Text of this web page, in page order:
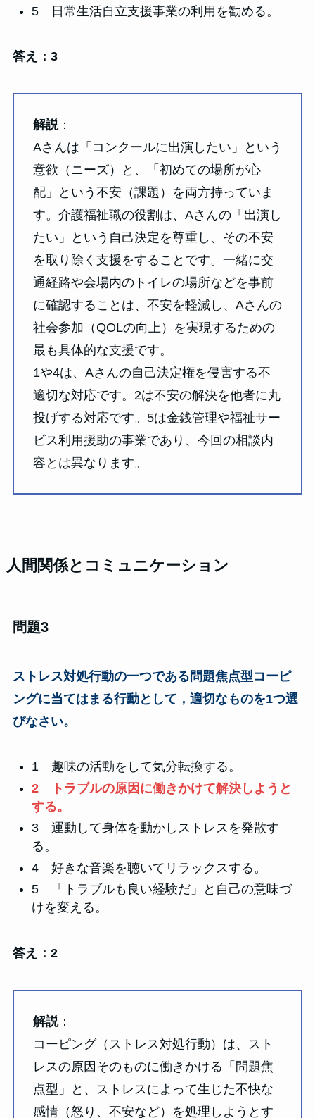
5 日常生活自立支援事業の利用を勧める。
答え：3
解説：
Aさんは「コンクールに出演したい」という
意欲（ニーズ）と、「初めての場所が心
配」という不安（課題）を両方持っていま
す。介護福祉職の役割は、Aさんの「出演し
たい」という自己決定を尊重し、その不安
を取り除く支援をすることです。一緒に交
通経路や会場内のトイレの場所などを事前
に確認することは、不安を軽減し、Aさんの
社会参加（QOLの向上）を実現するための
最も具体的な支援です。
1や4は、Aさんの自己決定権を侵害する不
適切な対応です。2は不安の解決を他者に丸
投げする対応です。5は金銭管理や福祉サー
ビス利用援助の事業であり、今回の相談内
容とは異なります。
人間関係とコミュニケーション
問題3
ストレス対処行動の一つである問題焦点型コーピ
ングに当てはまる行動として，適切なものを1つ選
びなさい。
1 趣味の活動をして気分転換する。
2 トラブルの原因に働きかけて解決しようと
する。
3 運動して身体を動かしストレスを発散す
る。
4 好きな音楽を聴いてリラックスする。
5 「トラブルも良い経験だ」と自己の意味づ
けを変える。
答え：2
解説：
コーピング（ストレス対処行動）は、スト
レスの原因そのものに働きかける「問題焦
点型」と、ストレスによって生じた不快な
感情（怒り、不安など）を処理しようとす